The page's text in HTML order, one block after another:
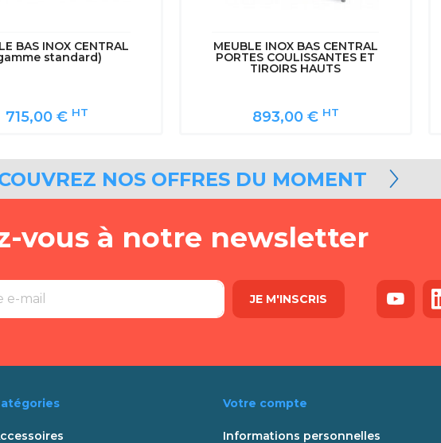
BAS INOX CENTRAL
standard)
715,00 € HT
MEUBLE INOX BAS CENTRAL
PORTES COULISSANTES ET
TIROIRS HAUTS
893,00 € HT
NOS OFFRES DU MOMENT
vous à notre newsletter
Votre compte
Informations personnelles